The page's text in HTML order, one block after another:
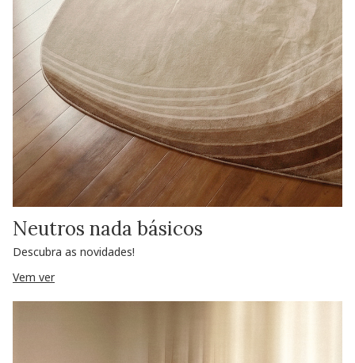
Neutros nada básicos
Descubra as novidades!
Vem ver